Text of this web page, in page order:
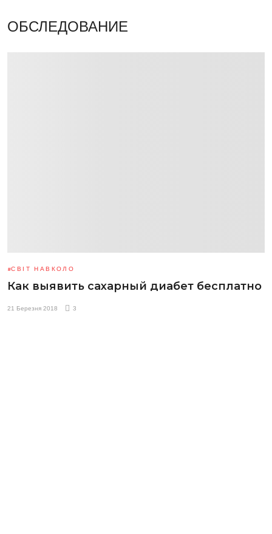
ОБСЛЕДОВАНИЕ
СВІТ НАВКОЛО
Как выявить сахарный диабет бесплатно
21 Березня 2018 3